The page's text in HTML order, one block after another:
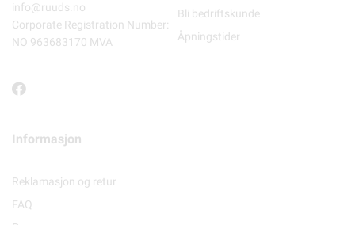
info@ruuds.no
Corporate Registration Number:
NO 963683170 MVA
Bli bedriftskunde
Åpningstider
Informasjon
Reklamasjon og retur
FAQ